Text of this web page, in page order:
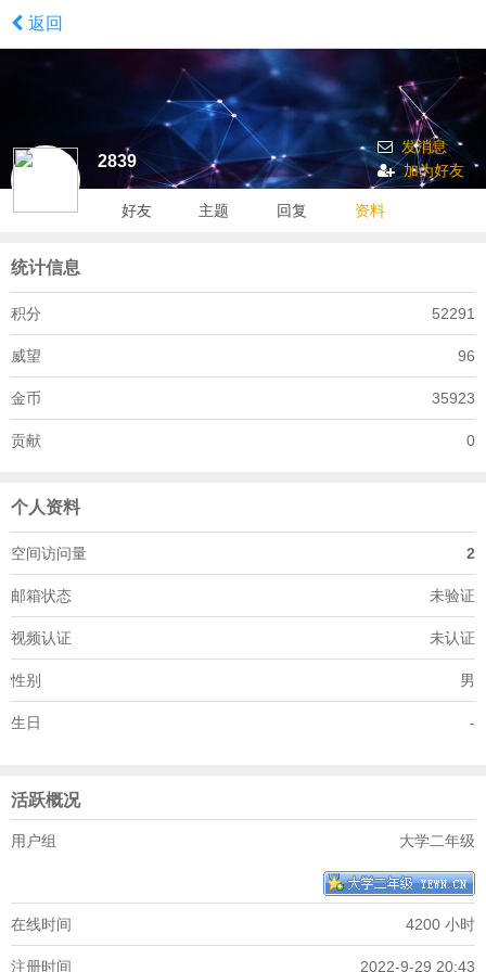
返回
2839
发消息
加为好友
好友 主题 回复 资料
统计信息
积分 52291
威望 96
金币 35923
贡献 0
个人资料
空间访问量 2
邮箱状态 未验证
视频认证 未认证
性别 男
生日 -
活跃概况
用户组 大学二年级
在线时间 4200 小时
注册时间 2022-9-29 20:43